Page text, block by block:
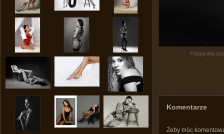
Fotografia
Komentarze
Żeby móc